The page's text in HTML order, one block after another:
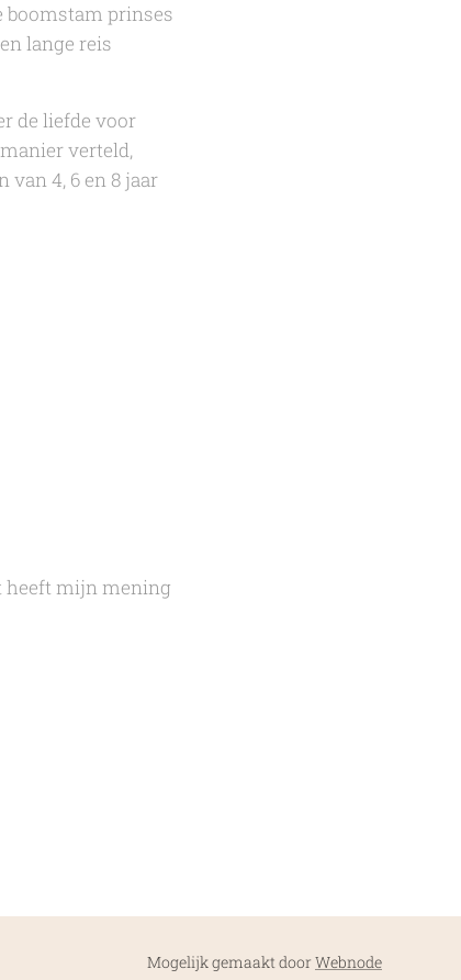
boomstam prinses
lange reis
de liefde voor
verteld,
4, 6 en 8 jaar
heeft mijn mening
Mogelijk gemaakt doorWebnode